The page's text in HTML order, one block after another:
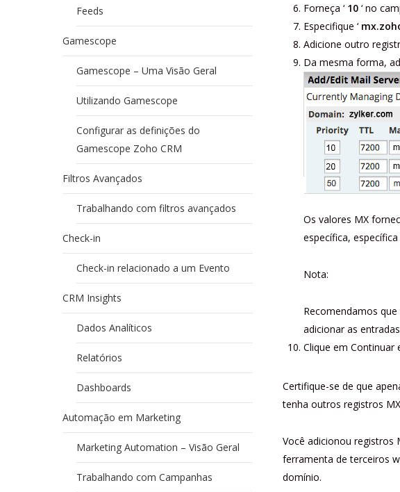
Forneça ‘ 10‘ no
Especifique ‘
Adicione outro
Da mesma forma,
Os valores MX
específica,
Nota:
Recomendamos
adicionar as
Clique em Continuar
Certifique-se de que
tenha outros registros
Você adicionou registros
ferramenta de terceiros
domínio.
Feeds
Gamescope
Gamescope – Uma Visão Geral
Utilizando Gamescope
Configurar as definições do
Gamescope Zoho CRM
Filtros Avançados
Trabalhando com filtros avançados
Check-in
Check-in relacionado a um Evento
CRM Insights
Dados Analíticos
Relatórios
Dashboards
Automação em Marketing
Marketing Automation – Visão Geral
Trabalhando com Campanhas